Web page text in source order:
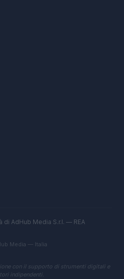
AdHub Media S.r.l. — REA
Media — Italia
con il supporto di strumenti digitali e
indipendenti.